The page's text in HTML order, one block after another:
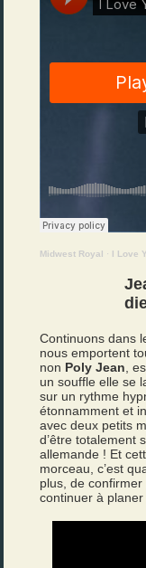
Midwest Royal · I Love
Continuons dans
nous emportent
non Poly Jean ,
un souffle elle se
sur un rythme
étonnamment et
avec deux petits
d’être totalement
allemande ! Et
morceau, c’est
plus, de
continuer à